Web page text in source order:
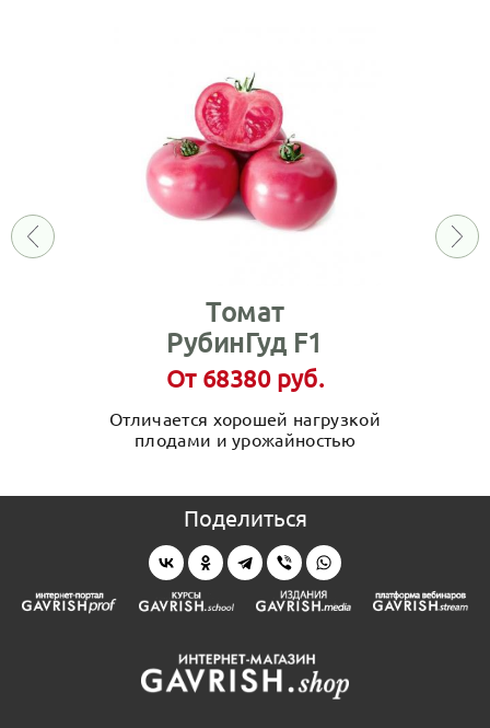
Томат
РубинГуд F1
От 68380 руб.
Отличается хорошей нагрузкой
плодами и урожайностью
Поделиться